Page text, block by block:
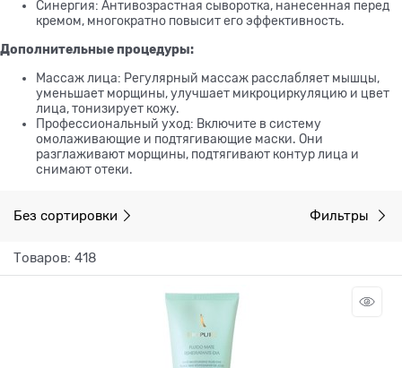
Синергия: Антивозрастная сыворотка, нанесенная перед
кремом, многократно повысит его эффективность.
Дополнительные процедуры:
Массаж лица: Регулярный массаж расслабляет мышцы,
уменьшает морщины, улучшает микроциркуляцию и цвет
лица, тонизирует кожу.
Профессиональный уход: Включите в систему
омолаживающие и подтягивающие маски. Они
разглаживают морщины, подтягивают контур лица и
снимают отеки.
Без сортировки Фильтры
Товаров: 418